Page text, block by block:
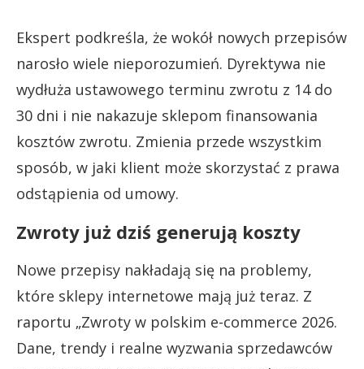
Ekspert podkreśla, że wokół nowych przepisów
narosło wiele nieporozumień. Dyrektywa nie
wydłuża ustawowego terminu zwrotu z 14 do
30 dni i nie nakazuje sklepom finansowania
kosztów zwrotu. Zmienia przede wszystkim
sposób, w jaki klient może skorzystać z prawa
odstąpienia od umowy.
Zwroty już dziś generują koszty
Nowe przepisy nakładają się na problemy,
które sklepy internetowe mają już teraz. Z
raportu „Zwroty w polskim e-commerce 2026.
Dane, trendy i realne wyzwania sprzedawców